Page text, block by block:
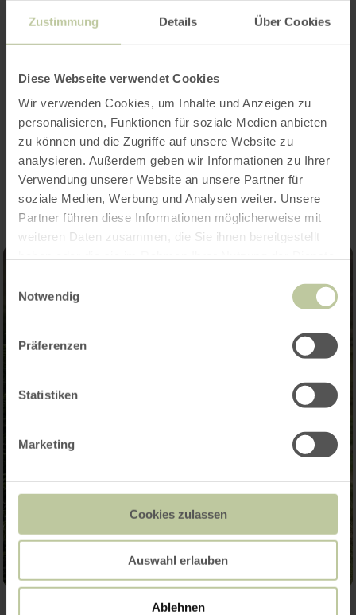
Zustimmung Details Über Cookies
Diese Webseite verwendet Cookies
Wir verwenden Cookies, um Inhalte und Anzeigen zu
personalisieren, Funktionen für soziale Medien anbieten
zu können und die Zugriffe auf unsere Website zu
analysieren. Außerdem geben wir Informationen zu Ihrer
Verwendung unserer Website an unsere Partner für
soziale Medien, Werbung und Analysen weiter. Unsere
Partner führen diese Informationen möglicherweise mit
weiteren Daten zusammen, die Sie ihnen bereitgestellt
Notwendig
Präferenzen
Statistiken
Marketing
Cookies zulassen
Auswahl erlauben
Ablehnen
Hiking distance: approx. 6 km
More information: www.eifelverein-speicher.de
Impressions